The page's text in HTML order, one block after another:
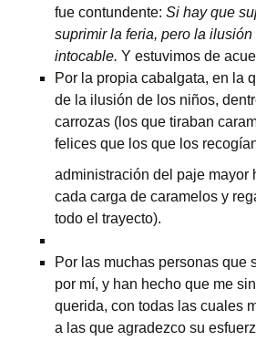
fue contundente: Si hay que
suprimir la feria, pero la
intocable. Y estuvimos de
Por la propia cabalgata, en la
de la ilusión de los niños,
carrozas (los que tiraban
felices que los que los
administración del paje mayor
cada carga de caramelos y
todo el trayecto).
Por las muchas personas que
por mí, y han hecho que me
querida, con todas las cuales
a las que agradezco su